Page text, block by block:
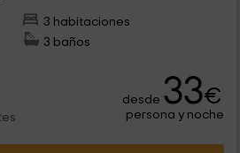
3 habitaciones
3 baños
desde 33€
persona y noche